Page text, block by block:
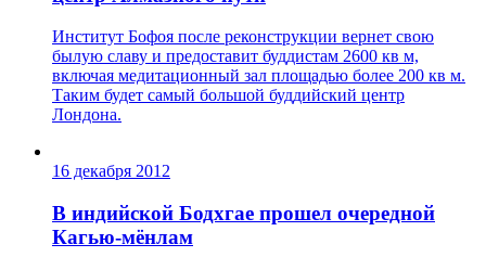
Институт Бофоя после реконструкции вернет свою
былую славу и предоставит буддистам 2600 кв м,
включая медитационный зал площадью более 200 кв м.
Таким будет самый большой буддийский центр
Лондона.
16 декабря 2012
В индийской Бодхгае прошел очередной
Кагью-мёнлам